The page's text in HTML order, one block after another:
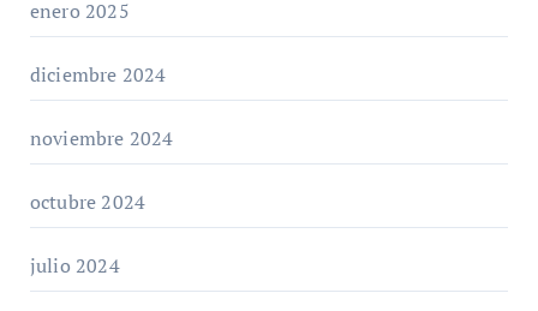
enero 2025
diciembre 2024
noviembre 2024
octubre 2024
julio 2024